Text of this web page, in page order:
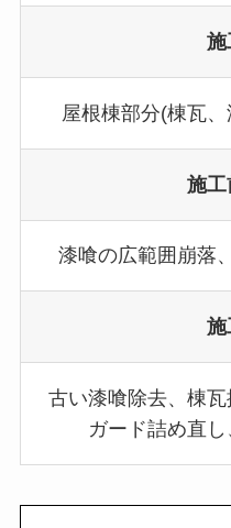
施
屋根棟部分(棟瓦
施工
漆喰の広範囲崩落
施
古い漆喰除去、棟
ガード詰め直